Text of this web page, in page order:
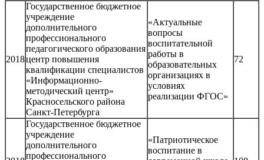
2018
Государственное бюджетное
учреждение
дополнительного
профессионального
педагогического образования
центр повышения
квалификации специалистов
«Информационно-
методический центр»
Красносельского района
Санкт-Петербурга
«Актуальные
вопросы
воспитательной
работы в
образовательных
организациях в
условиях
реализации ФГОС»
72
Государственное бюджетное
учреждение
дополнительного
профессионального
«Патриотическое
воспитание в